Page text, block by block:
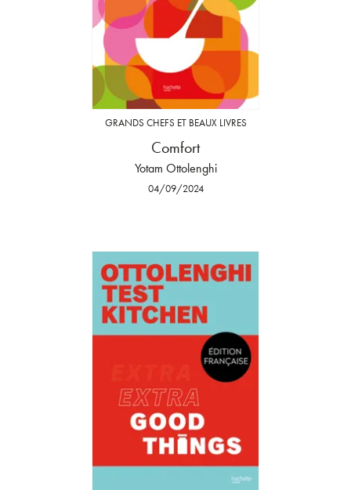
GRANDS CHEFS ET BEAUX LIVRES
Comfort
Yotam Ottolenghi
04/09/2024